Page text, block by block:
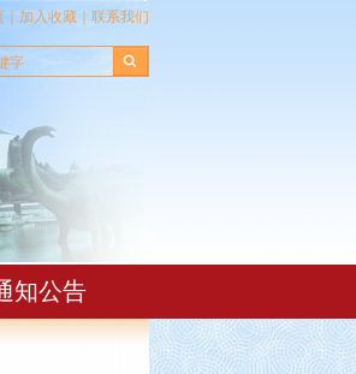
加入收藏 联系我们
知公告